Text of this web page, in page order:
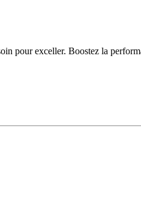
pour exceller. Boostez la